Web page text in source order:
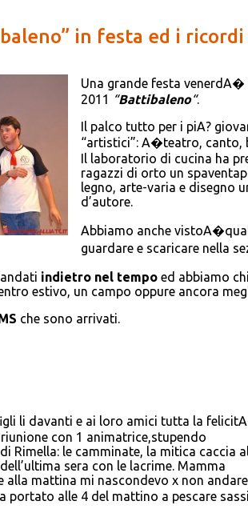
in festa ed i
Una grande festa venerdA�
2011
“Battibaleno“.
Il palco tutto per i piA?
“artistici”: A�teatro, canto,
Il laboratorio di cucina ha
ragazzi di orto un
legno, arte-varia e disegno
d’autore.
Abbiamo anche
guardare e scaricare nella
indietro nel tempo ed abbiamo
estivo, un campo oppure ancora
che sono arrivati.
li davanti e ai loro amici tutta la
con 1 animatrice,stupendo
Rimella: le camminate, la mitica caccia
sera con le lacrime. Mamma
alla mattina mi nascondevo x non
portato alle 4 del mattino a pescare